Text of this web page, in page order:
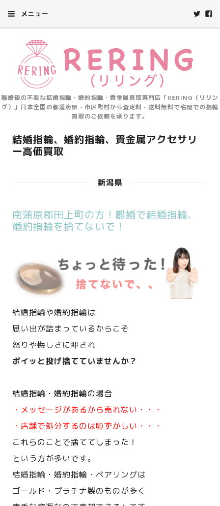
メニュー
離婚後の不要な結婚指輪・婚約指輪・貴金属買取専門店「RERING（リリン
グ）」日本全国の都道府県・市区町村から査定料・送料無料で宅配での指輪
買取のご依頼を承ります。
結婚指輪、婚約指輪、貴金属アクセサリ
ー高価買取
新潟県
南蒲原郡田上町の方！離婚で結婚指輪、
婚約指輪を捨てないで！
結婚指輪や婚約指輪は
思い出が詰まっているからこそ
怒りや悔しさに押され
ポイッと投げ捨てていませんか？
結婚指輪・婚約指輪の場合
・メッセージがあるから売れない・・・
・店舗で処分するのは恥ずかしい・・・
これらのことで捨ててしまった！
という方が多いです。
結婚指輪・婚約指輪・ペアリングは
ゴールド・プラチナ製のものが多く